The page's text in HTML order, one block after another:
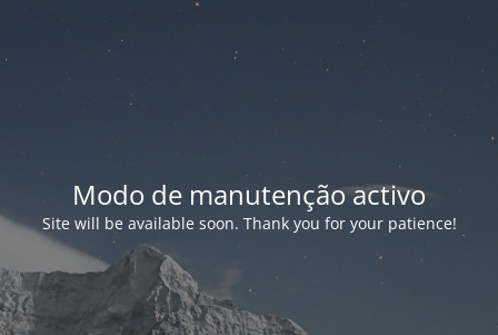
Modo de manutenção activo
Site will be available soon. Thank you for your patience!